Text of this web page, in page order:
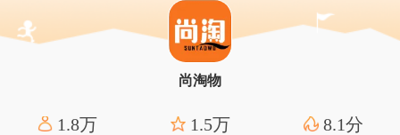
尚淘物
1.8万 1.5万 8.1分